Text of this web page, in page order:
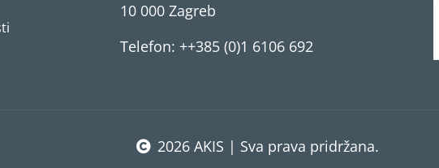
10 000 Zagreb
Telefon: ++385 (0)1 6106 692
2026 AKIS | Sva prava pridržana.